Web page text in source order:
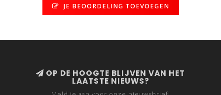
JE BEOORDELING TOEVOEGEN
OP DE HOOGTE BLIJVEN VAN HET
LAATSTE NIEUWS?